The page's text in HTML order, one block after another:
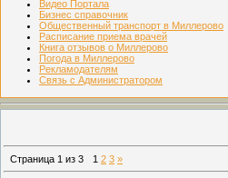
Видео Портала
Бизнес справочник
Общественный транспорт в Миллерово
Расписание приема врачей
Книга отзывов о Миллерово
Погода в Миллерово
Рекламодателям
Связь с Администратором
Страница 1 из 3 1 2 3 »